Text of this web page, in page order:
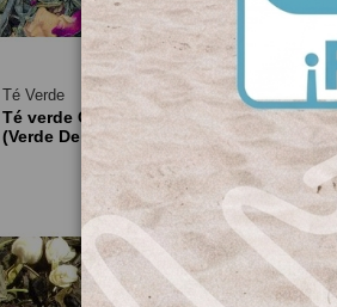
Té Verde
Té verde Canela Manzana
(Verde Delicias Turcas)